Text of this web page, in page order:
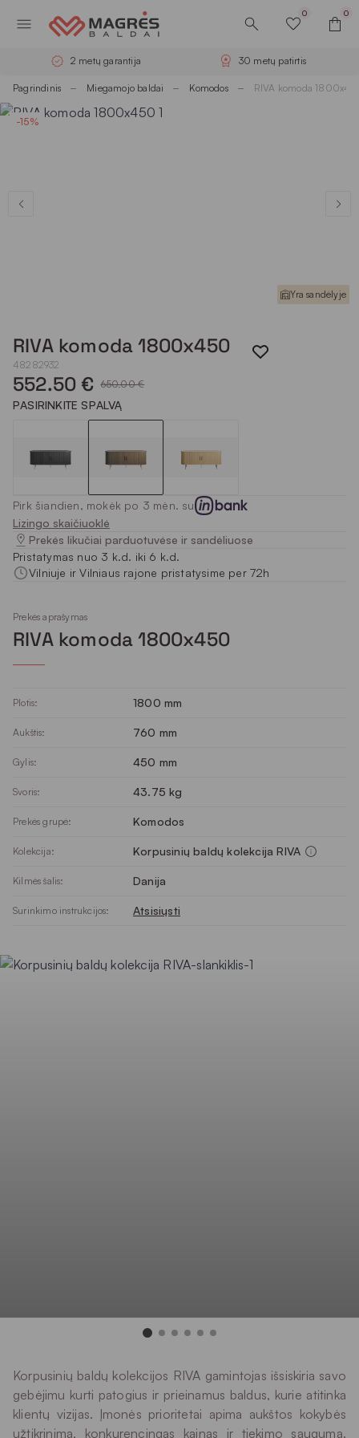
0 0
2 metų garantija 30 metų patirtis
Pagrindinis Miegamojo baldai Komodos RIVA komoda
-15%
Yra sandėlyje
RIVA komoda 1800x450
48282932
552.50 € 650.00 €
PASIRINKITE SPALVĄ
Pirk šiandien, mokėk po 3 mėn. su
Lizingo skaičiuoklė
Prekės likučiai parduotuvėse ir sandėliuose
Pristatymas nuo 3 k.d. iki 6 k.d.
Vilniuje ir Vilniaus rajone pristatysime per 72h
Prekės aprašymas
RIVA komoda 1800x450
Plotis: 1800 mm
Aukštis: 760 mm
Gylis: 450 mm
Svoris: 43.75 kg
Prekės grupė: Komodos
Kolekcija: Korpusinių baldų kolekcija RIVA
Kilmės šalis: Danija
Surinkimo instrukcijos: Atsisiųsti
Korpusinių baldų kolekcijos RIVA gamintojas išsiskiria savo
gebėjimu kurti patogius ir prieinamus baldus, kurie atitinka
klientų vizijas. Įmonės prioritetai apima aukštos kokybės
užtikrinimą, konkurencingas kainas ir tiekimo saugumą.